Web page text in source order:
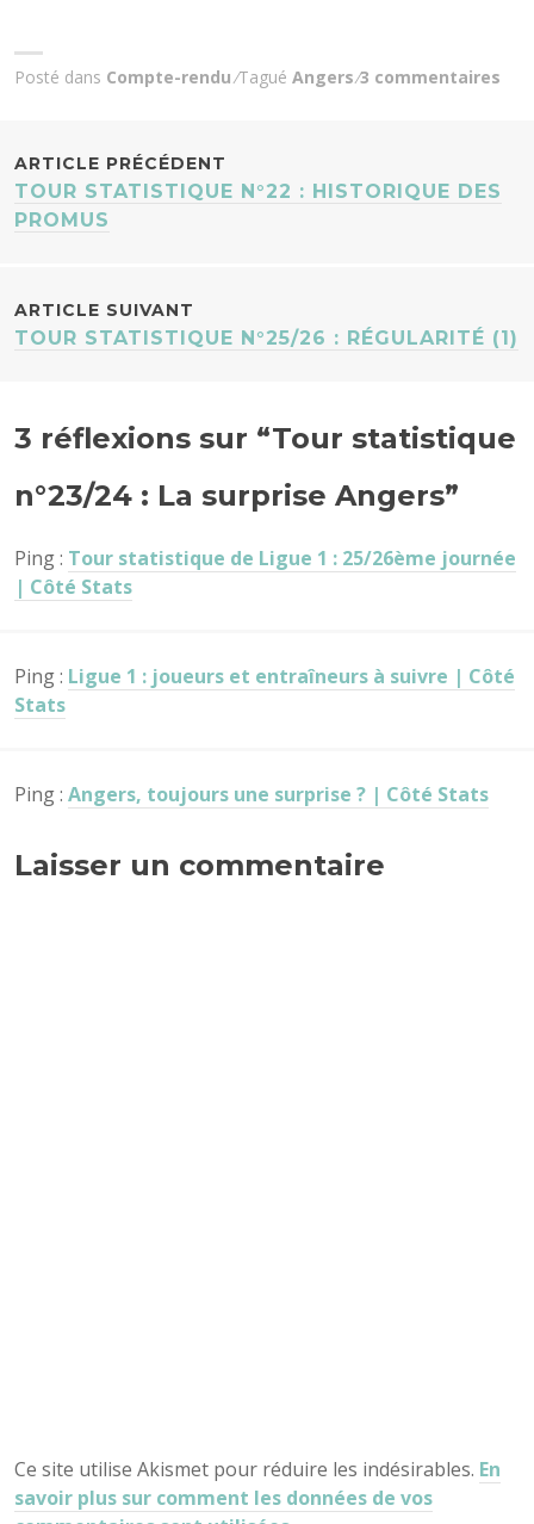
Posté dans Compte-rendu Tagué Angers 3 commentaires
NAVIGATION
DES
ARTICLES
ARTICLE PRÉCÉDENT
TOUR STATISTIQUE N°22 : HISTORIQUE DES
PROMUS
ARTICLE SUIVANT
TOUR STATISTIQUE N°25/26 : RÉGULARITÉ (1)
3 réflexions sur “Tour statistique
n°23/24 : La surprise Angers”
Ping : Tour statistique de Ligue 1 : 25/26ème journée
| Côté Stats
Ping : Ligue 1 : joueurs et entraîneurs à suivre | Côté
Stats
Ping : Angers, toujours une surprise ? | Côté Stats
Laisser un commentaire
Ce site utilise Akismet pour réduire les indésirables. En
savoir plus sur comment les données de vos